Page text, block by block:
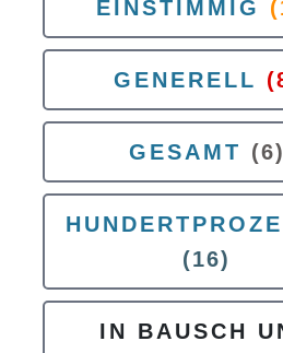
EINSTIMMIG
GENERELL
GESAMT (6)
(16)
IN BAUSCH